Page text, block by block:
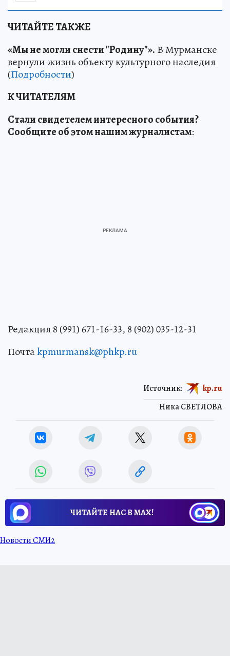
ЧИТАЙТЕ ТАКЖЕ
«Мы не могли снести "Родину"». В Мурманске
вернули жизнь объекту культурного наследия
(Подробности)
К ЧИТАТЕЛЯМ
Стали свидетелем интересного события?
Сообщите об этом нашим журналистам:
Редакция 8 (991) 671-16-33, 8 (902) 035-12-31
Почтаkpmurmansk@phkp.ru
Ника СВЕТЛОВА
Источник: kp.ru
ЧИТАЙТЕ НАС В МАХ!
Новости СМИ2